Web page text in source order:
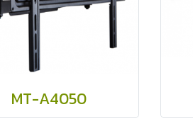
MT-A4050